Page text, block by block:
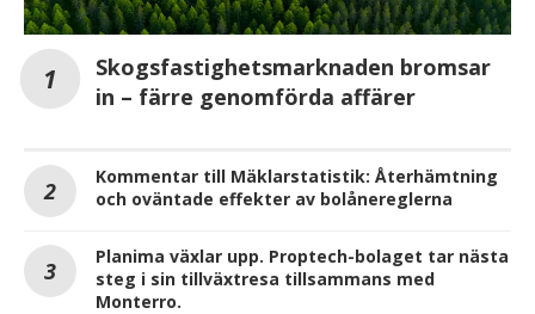
Skogsfastighetsmarknaden bromsar
in – färre genomförda affärer
Kommentar till Mäklarstatistik: Återhämtning
och oväntade effekter av bolånereglerna
Planima växlar upp. Proptech-bolaget tar nästa
steg i sin tillväxtresa tillsammans med
Monterro.